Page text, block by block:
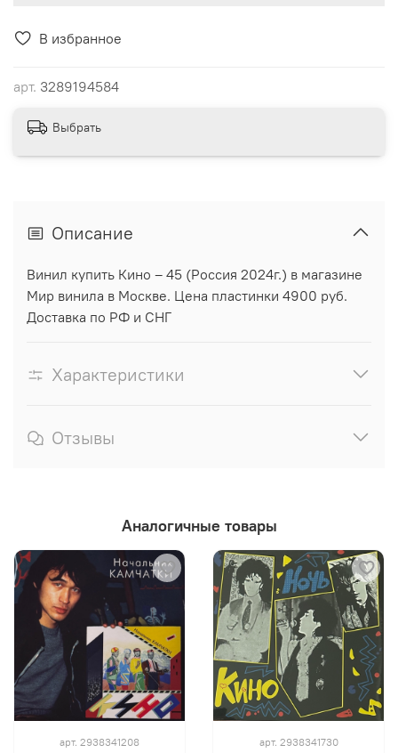
В избранное
арт. 3289194584
Выбрать
Описание
Винил купить Кино ‎– 45 (Россия 2024г.) в магазине
Мир винила в Москве. Цена пластинки 4900 руб.
Доставка по РФ и СНГ
Характеристики
Отзывы
Аналогичные товары
арт. 2938341208 арт. 2938341730